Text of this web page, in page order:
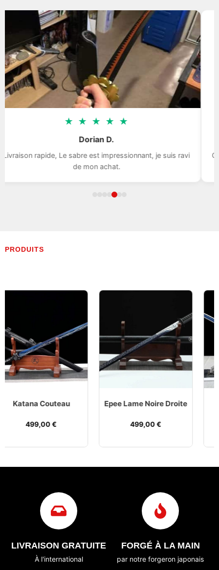
★ ★ ★ ★
Dorian D.
rapide, Le sabre est impressionnant, je suis ravi
de mon achat.
PRODUITS
Epee Lame Noire Droite
499,00
Epee De Guerre
Chinoise
519,00
LIVRAISON GRATUITE
À l'international
FORGÉ À LA MAIN
par notre forgeron japonais